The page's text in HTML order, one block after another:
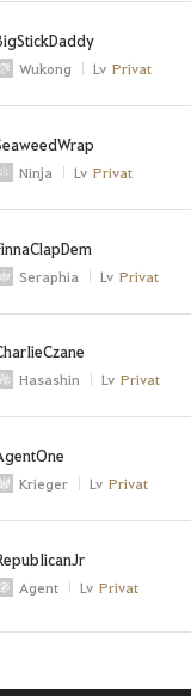
Wukong Lv Privat
Ninja Lv Privat
Seraphia Lv Privat
Hasashin Lv Privat
Krieger Lv Privat
Agent Lv Privat